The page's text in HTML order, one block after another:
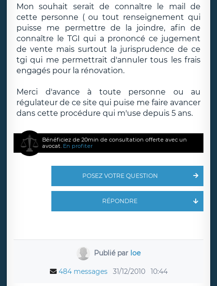
Mon souhait serait de connaître le mail de
cette personne ( ou tout renseignement qui
puisse me permettre de la joindre, afin de
connaître le TGI qui a prononcé ce jugement
de vente mais surtout la jurisprudence de ce
tgi qui me permettrait d'annuler tous les frais
engagés pour la rénovation.
Merci d'avance à toute personne ou au
régulateur de ce site qui puise me faire avancer
dans cette procédure qui m'use depuis 5 ans.
Bénéficiez de 20min de consultation offerte avec un
avocat. En profiter
POSEZ VOTRE QUESTION
RÉPONDRE
Publié par loe
484 messages 31/12/2010 10:44